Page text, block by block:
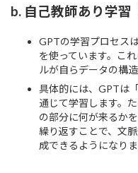
b. 自己教師あり学習
GPTの学習プロセスは
を使っています。こ
ルが自らデータの構
具体的には、GPTは
通じて学習します。
の部分に何が来るか
繰り返すことで、文
成できるようになりま